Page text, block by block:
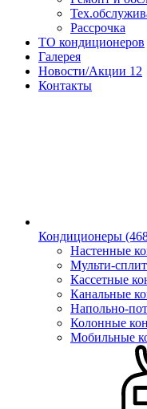
Рассрочка
ТО кондиционеров
Галерея
Новости/Акции 12
Контакты
Кондиционеры
Настенные
Мульти-
Кассетные
Канальные
Напольно-
Колонные
Мобильные